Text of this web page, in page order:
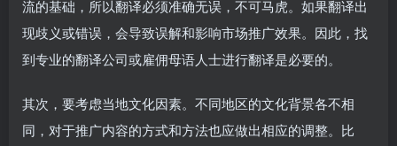
流的基础，所以翻译必须准确无误，不可马虎。如果翻译出
现歧义或错误，会导致误解和影响市场推广效果。因此，找
到专业的翻译公司或雇佣母语人士进行翻译是必要的。
其次，要考虑当地文化因素。不同地区的文化背景各不相
同，对于推广内容的方式和方法也应做出相应的调整。比